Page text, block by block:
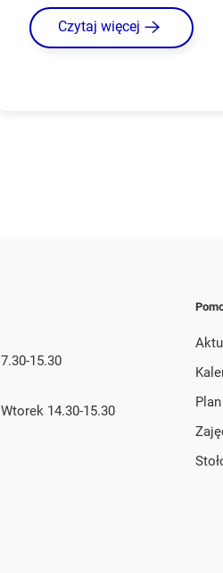
Czytaj więcej
7.30-15.30
Wtorek 14.30-15.30